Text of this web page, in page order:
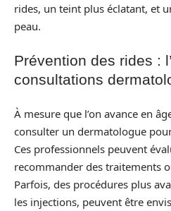
rides, un teint plus éclatant, et
peau.
Prévention des rides :
consultations
À mesure que l’on avance en
consulter un dermatologue
Ces professionnels peuvent
recommander des traitements
Parfois, des procédures plus
les injections, peuvent être